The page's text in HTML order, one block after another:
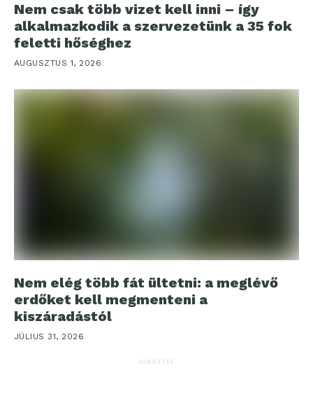
Nem csak több vizet kell inni – így
alkalmazkodik a szervezetünk a 35 fok
feletti hőséghez
AUGUSZTUS 1, 2026
Nem elég több fát ültetni: a meglévő
erdőket kell megmenteni a
kiszáradástól
JÚLIUS 31, 2026
HIRDETÉS